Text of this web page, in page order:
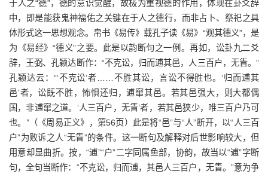
于人之“德”，德的意识觉醒，故极为重视德的作用，体现在卦爻辞
中，即是能获鬼神福佑之关键在于人之德行，而非占卜、祭祀之具
体形式这一思想观念。帛书《易传》载孔子读《易》“观其德义”，是
为《易经》“德义”之要。此是以韵断句之一例。再如，讼卦九二爻
辞，王弼、孔颖达断作：“不克讼，归而逋其邑，人三百户，无眚。”
孔颖达云：“‘不克讼’者……不胜其讼，言讼不得胜也。‘归而逋其
邑’者，讼既不胜，怖惧还归，逋窜其邑。若其邑强大，则大都偶
国，非逋窜之道。‘人三百户，无眚’者，若其邑狭少，唯三百户乃可
也。”（《周易正义》，第56页）此是将“邑”与“人”断开，以“人三百
户”为败诉之人“无眚”的条件。这一断句及解释对后世影响较大，但
用意却显曲折。按，“逋”“户”二字同属鱼部，协韵，故当以“逋”字断
句，全句当断作：“不克讼，归而逋，其邑人三百户，无眚。”意为争